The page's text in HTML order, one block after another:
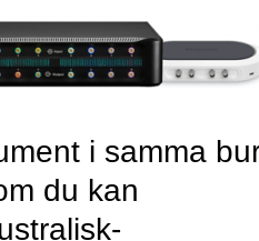
i samma
du kan